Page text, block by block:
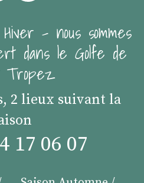
- nous sommes
dans le Golfe de
Tropez
2 lieux suivant la
17 06 07